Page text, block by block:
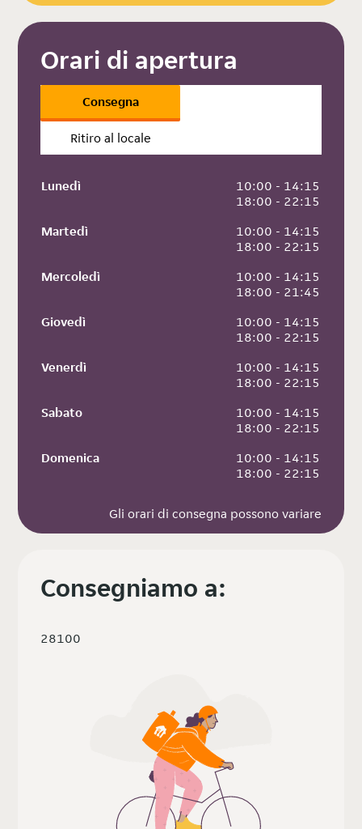
Orari di apertura
Consegna
Ritiro al locale
Lunedì
10:00 - 14:15
18:00 - 22:15
Martedì
10:00 - 14:15
18:00 - 22:15
Mercoledì
10:00 - 14:15
18:00 - 21:45
Giovedì
10:00 - 14:15
18:00 - 22:15
Venerdì
10:00 - 14:15
18:00 - 22:15
Sabato
10:00 - 14:15
18:00 - 22:15
Domenica
10:00 - 14:15
18:00 - 22:15
Gli orari di consegna possono variare
Consegniamo a:
28100